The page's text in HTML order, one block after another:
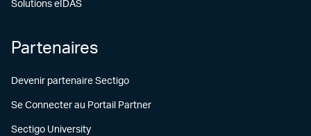
Solutions eIDAS
Partenaires
Devenir partenaire Sectigo
Se Connecter au Portail Partner
Sectigo University